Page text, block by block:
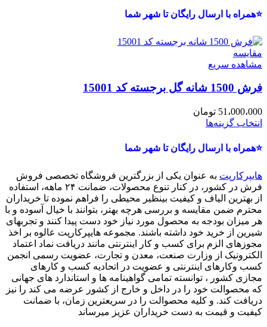
⭐همراه با ارسال رایگان تا شهر شما
مقایسه
مشاهده سریع
فرش 1500 شانه گل برجسته کد 15001
51،000،000 تومان
انتخاب گزینه‌ها
⭐همراه با ارسال رایگان تا شهر شما
هایپرکارپت به عنوان یکی از بزرگترین فروشگاه تخصصی فروش
فرش در کشور، در کنار تنوع محصولات، ضمانت ۲۴ ماهه، استفاده
از بهترین الیاف و کیفیت بینظیر محیطی را فراهم نموده تا خریداران
محترم ضمن مقایسه و بررسی هرچه بهتر، بتوانند با خیال آسوده و با
هر میزان بودجه به محصول مورد نیاز خود دست پیدا کنند و تجربهای
شیرین از خرید خود داشته باشند. مجموعه هایپرکارپت عالوه بر اخذ
مجوزهای الزم برای کسب و کار اینترنتی مانند دریافت نماد اعتماد
الکترونیک از وزارت صنعت، معدن و تجارت، عضویت رسمی انجمن
کسب وکارهای اینترنتی و عضویت در اتحادیه کسب و کارهای
مجازی کشور ، توانسته تمامی گواهینامه ها و استاندارد های جهانی
که محصوالت خود را در داخل و خارج از کشور عرضه می کند را نیز
دریافت کند. و کلیه محصوالت را در سریعترین زمان، با ضمانت
کیفیت و قیمت به دست خریداران عزیز میرساند